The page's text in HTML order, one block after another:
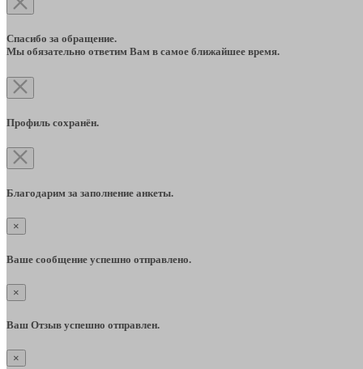
Спасибо за обращение.
Мы обязательно ответим Вам в самое ближайшее время.
Профиль сохранён.
Благодарим за заполнение анкеты.
×
Ваше сообщение успешно отправлено.
×
Ваш Отзыв успешно отправлен.
×